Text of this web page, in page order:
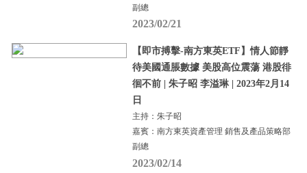
副總
2023/02/21
【即市搏擊-南方東英ETF】情人節靜
待美國通脹數據 美股高位震蕩 港股徘
徊不前 | 朱子昭 李溢琳 | 2023年2月14
日
主持：朱子昭
嘉賓：南方東英資產管理 銷售及產品策略部
副總
2023/02/14